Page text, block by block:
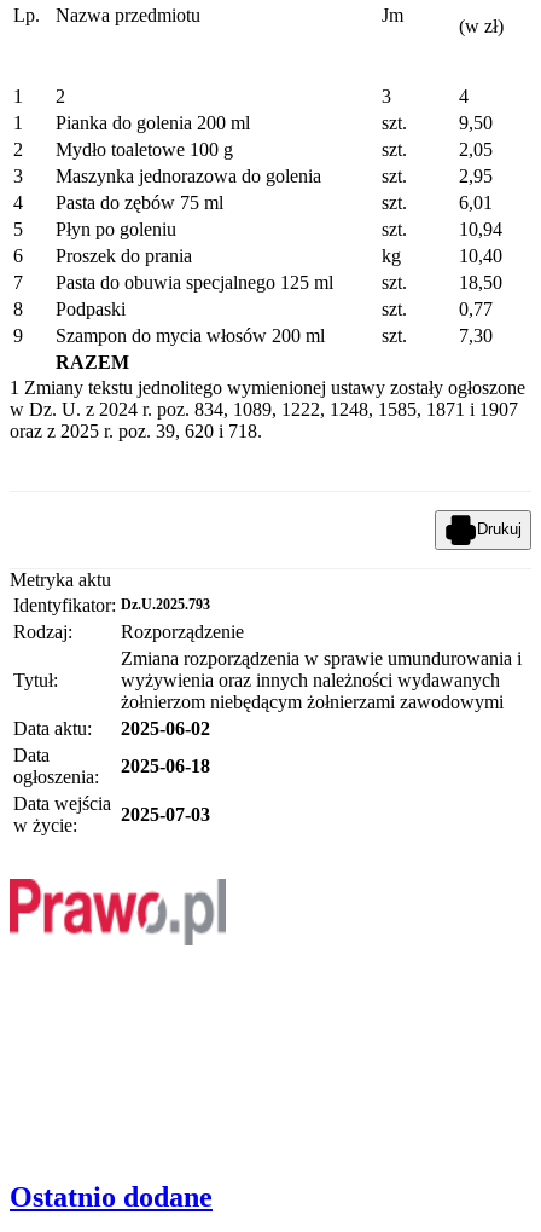
Lp. Nazwa przedmiotu Jm
(w zł)
1 2 3
4
1
Pianka do golenia 200 ml szt.
9,50
2
Mydło toaletowe 100 g szt.
2,05
3
Maszynka jednorazowa do golenia szt.
2,95
4
Pasta do zębów 75 ml szt.
6,01
5
Płyn po goleniu szt.
10,94
6
Proszek do prania kg
10,40
7
Pasta do obuwia specjalnego 125 ml szt.
18,50
8
Podpaski szt.
0,77
9
Szampon do mycia włosów 200 ml szt.
7,30
RAZEM
1 Zmiany tekstu jednolitego wymienionej ustawy zostały ogłoszone
w Dz. U. z 2024 r. poz. 834, 1089, 1222, 1248, 1585, 1871 i 1907
oraz z 2025 r. poz. 39, 620 i 718.
Drukuj
Metryka aktu
Identyfikator: Dz.U.2025.793
Rodzaj: Rozporządzenie
Tytuł:
Zmiana rozporządzenia w sprawie umundurowania i
wyżywienia oraz innych należności wydawanych
żołnierzom niebędącym żołnierzami zawodowymi
Data aktu:
2025-06-02
Data
ogłoszenia:
2025-06-18
Data wejścia
w życie:
2025-07-03
Ostatnio dodane